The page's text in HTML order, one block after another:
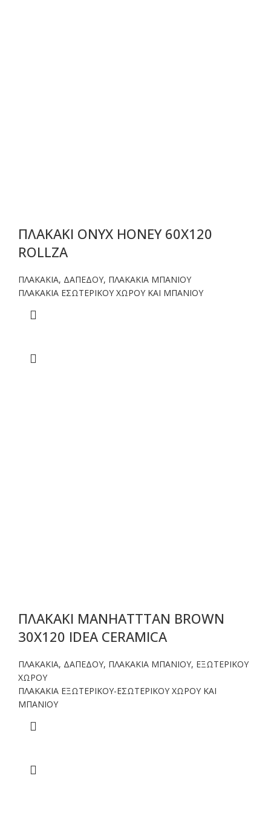
ΠΛΑΚΑΚΙ ONYX HONEY 60X120
ROLLZA
ΠΛΑΚΑΚΙΑ, ΔΑΠΕΔΟΥ, ΠΛΑΚΑΚΙΑ ΜΠΑΝΙΟΥ
ΠΛΑΚΑΚΙΑ ΕΣΩΤΕΡΙΚΟΥ ΧΩΡΟΥ ΚΑΙ ΜΠΑΝΙΟΥ
ΠΛΑΚΑΚΙ MANHATTTAN BROWN
30X120 IDEA CERAMICA
ΠΛΑΚΑΚΙΑ, ΔΑΠΕΔΟΥ, ΠΛΑΚΑΚΙΑ ΜΠΑΝΙΟΥ, ΕΞΩΤΕΡΙΚΟΥ
ΧΩΡΟΥ
ΠΛΑΚΑΚΙΑ ΕΞΩΤΕΡΙΚΟΥ-ΕΣΩΤΕΡΙΚΟΥ ΧΩΡΟΥ ΚΑΙ
ΜΠΑΝΙΟΥ